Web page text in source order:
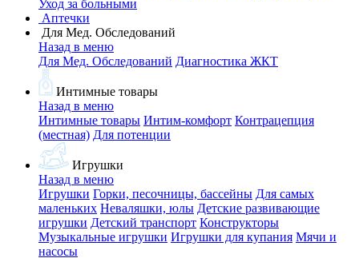
Уход за больными
Аптечки
Для Мед. Обследований
Назад в меню
Для Мед. Обследований Диагностика ЖКТ
Интимные товары
Назад в меню
Интимные товары Интим-комфорт Контрацепция
(местная) Для потенции
Игрушки
Назад в меню
Игрушки Горки, песочницы, бассейны Для самых
маленьких Неваляшки, юлы Детские развивающие
игрушки Детский транспорт Конструкторы
Музыкальные игрушки Игрушки для купания Мячи и
насосы